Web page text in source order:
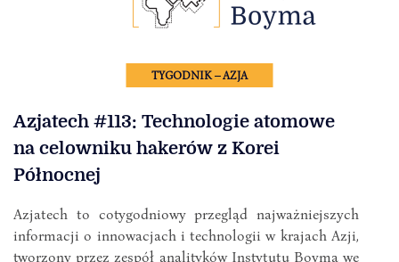
TYGODNIK – AZJA
Azjatech #113: Technologie atomowe
na celowniku hakerów z Korei
Północnej
Azjatech to cotygodniowy przegląd najważniejszych
informacji o innowacjach i technologii w krajach Azji,
tworzony przez zespół analityków Instytutu Boyma we